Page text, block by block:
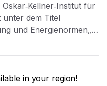
unter dem Titel
und Energienormen„
durch den
in your region!